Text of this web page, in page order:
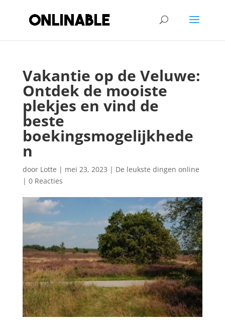
Vakantie op de Veluwe:
Ontdek de mooiste
plekjes en vind de
beste
boekingsmogelijkhede
n
door Lotte | mei 23, 2023 | De leukste dingen online
| 0 Reacties